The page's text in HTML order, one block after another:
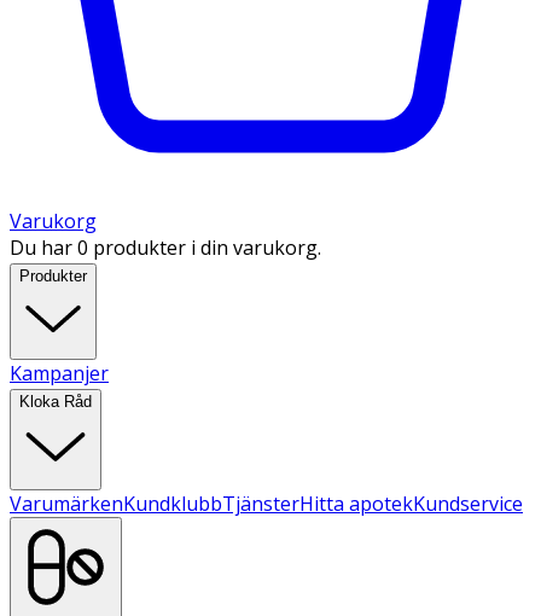
Varukorg
Du har 0 produkter i din varukorg.
Produkter
Kampanjer
Kloka Råd
VarumärkenKundklubbTjänsterHitta apotekKundservice